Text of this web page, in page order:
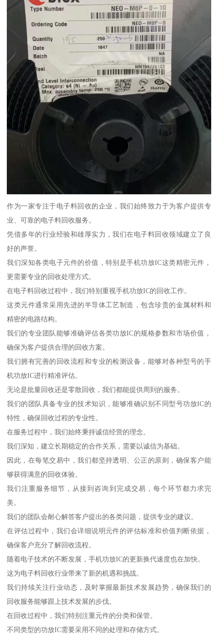
作为一家专注于电子料回收的企业，我们始终致力于为客户提供专
业、可靠的电子料回收服务。
凭借多年的行业经验和雄厚实力，我们在电子料回收领域建立了良
好的声誉。
我们深知各类电子元件的价值，特别是手机功放IC这类精密元件，
更需要专业的回收处理方式。
在电子料回收过程中，我们特别重视手机功放IC的回收工作。
这类元件通常采用先进的半导体工艺制造，包含珍贵的金属材料和
精密的电路结构。
我们的专业团队能够准确评估各类功放IC的规格参数和市场价值，
确保为客户提供合理的回收方案。
我们拥有完善的回收流程和专业的检测设备，能够对各种型号的手
机功放IC进行精准评估。
无论是批量回收还是零散回收，我们都能提供周到的服务。
我们的团队具备专业的技术知识，能够准确识别不同型号功放IC的
特性，确保回收过程的专业性。
在服务过程中，我们始终秉持诚信经营的理念。
我们深知，建立长期稳定的合作关系，需要以诚信为基础。
因此，在每笔交易中，我们都坚持透明、公正的原则，确保客户能
够获得满意的回收体验。
我们注重服务细节，从接到咨询到完成交易，每个环节都力求完
美。
我们的团队会耐心解答客户提出的各类问题，提供专业的建议。
在评估过程中，我们会详细说明元件的评估标准和价值判断依据，
确保客户充分了解回收流程。
随着电子技术的不断发展，手机功放IC的更新换代速度也在加快。
这为电子料回收行业带来了新的机遇和挑战。
我们持续关注行业动态，及时掌握最新技术发展趋势，确保我们的
回收服务能够跟上技术发展的步伐。
在回收过程中，我们特别注重元件的分类和保管。
不同类型的功放IC需要采用不同的处理和存储方式。